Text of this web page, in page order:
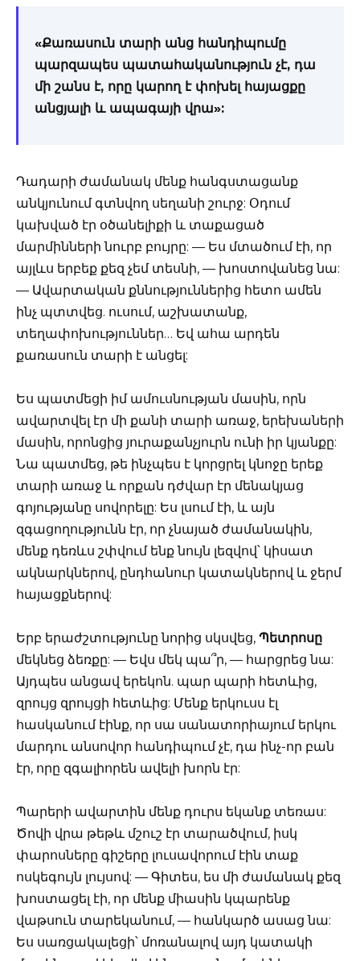
«Քառասուն տարի անց հանդիպումը
պարզապես պատահականություն չէ, դա
մի շանս է, որը կարող է փոխել հայացքը
անցյալի և ապագայի վրա»:
Դադարի ժամանակ մենք հանգստացանք
անկյունում գտնվող սեղանի շուրջ: Օդում
կախված էր օծանելիքի և տաքացած
մարմինների նուրբ բույրը: — Ես մտածում էի, որ
այլևս երբեք քեզ չեմ տեսնի, — խոստովանեց նա:
— Ավարտական քննություններից հետո ամեն
ինչ պտտվեց. ուսում, աշխատանք,
տեղափոխություններ… Եվ ահա արդեն
քառասուն տարի է անցել:
Ես պատմեցի իմ ամուսնության մասին, որն
ավարտվել էր մի քանի տարի առաջ, երեխաների
մասին, որոնցից յուրաքանչյուրն ունի իր կյանքը:
Նա պատմեց, թե ինչպես է կորցրել կնոջը երեք
տարի առաջ և որքան դժվար էր մենակյաց
գոյությանը սովորելը: Ես լսում էի, և այն
զգացողությունն էր, որ չնայած ժամանակին,
մենք դեռևս շփվում ենք նույն լեզվով՝ կիսատ
ակնարկներով, ընդհանուր կատակներով և ջերմ
հայացքներով:
Երբ երաժշտությունը նորից սկսվեց, Պետրոսը
մեկնեց ձեռքը: — Եվս մեկ պա՞ր, — հարցրեց նա:
Այդպես անցավ երեկոն. պար պարի հետևից,
զրույց զրույցի հետևից: Մենք երկուսս էլ
հասկանում էինք, որ սա սանատորիայում երկու
մարդու անսովոր հանդիպում չէ, դա ինչ-որ բան
էր, որը զգալիորեն ավելի խորն էր:
Պարերի ավարտին մենք դուրս եկանք տեռաս:
Ծովի վրա թեթև մշուշ էր տարածվում, իսկ
փարոսները գիշերը լուսավորում էին տաք
ոսկեգույն լույսով: — Գիտես, ես մի ժամանակ քեզ
խոստացել էի, որ մենք միասին կպարենք
վաթսուն տարեկանում, — հանկարծ ասաց նա:
Ես սառցակալեցի՝ մոռանալով այդ կատակի